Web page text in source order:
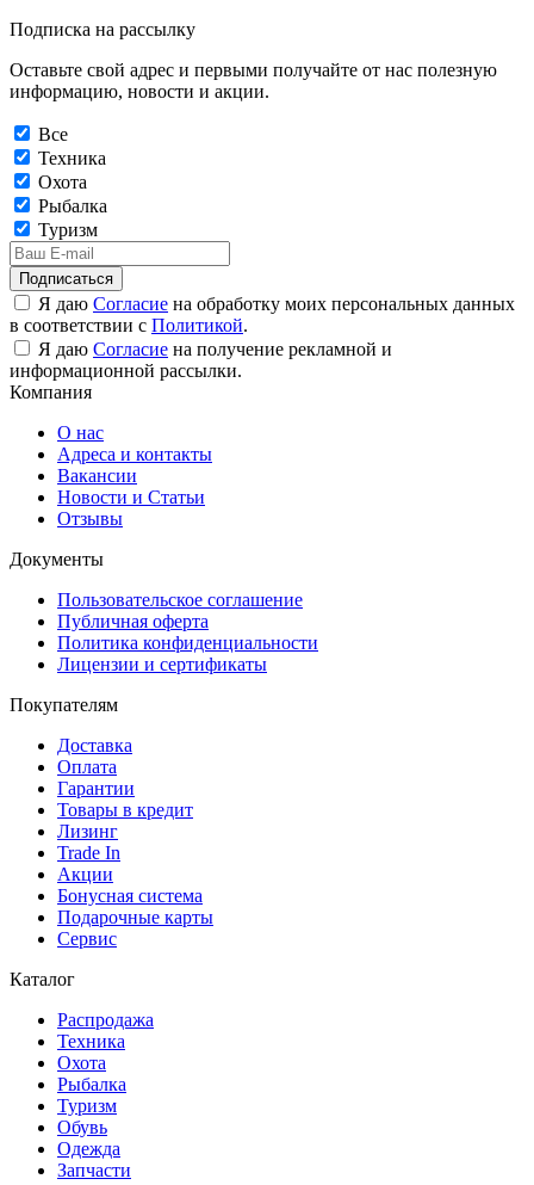
Подписка на рассылку
Оставьте свой адрес и первыми получайте от нас полезную
информацию, новости и акции.
Все
Техника
Охота
Рыбалка
Туризм
Подписаться
Я даю Согласие на обработку моих персональных данных
в соответствии с Политикой.
Я даю Согласие на получение рекламной и
информационной рассылки.
Компания
О нас
Адреса и контакты
Вакансии
Новости и Статьи
Отзывы
Документы
Пользовательское соглашение
Публичная оферта
Политика конфиденциальности
Лицензии и сертификаты
Покупателям
Доставка
Оплата
Гарантии
Товары в кредит
Лизинг
Trade In
Акции
Бонусная система
Подарочные карты
Сервис
Каталог
Распродажа
Техника
Охота
Рыбалка
Туризм
Обувь
Одежда
Запчасти